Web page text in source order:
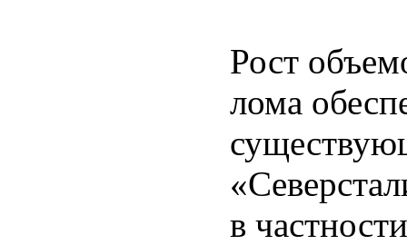
Рост
лома
в